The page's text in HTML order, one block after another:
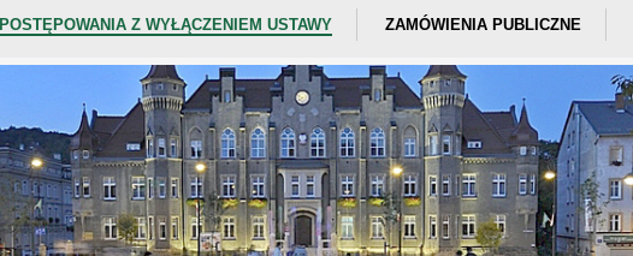
POSTĘPOWANIA Z WYŁĄCZENIEM USTAWY ZAMÓWIENIA PUBLICZNE